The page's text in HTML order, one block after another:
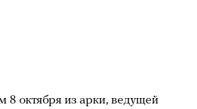
8 октября из арки, ведущей